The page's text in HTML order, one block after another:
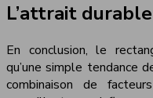
L’attrait
En conclusion, le
qu’une simple tendance
combinaison de